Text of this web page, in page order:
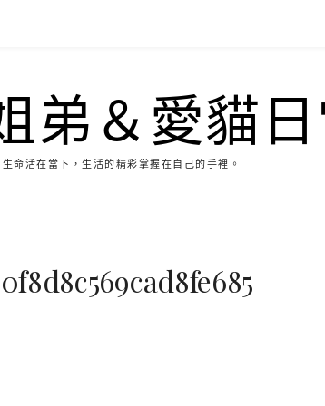
弟＆愛貓
生命活在當下，生活的精彩掌握在自己的手裡。